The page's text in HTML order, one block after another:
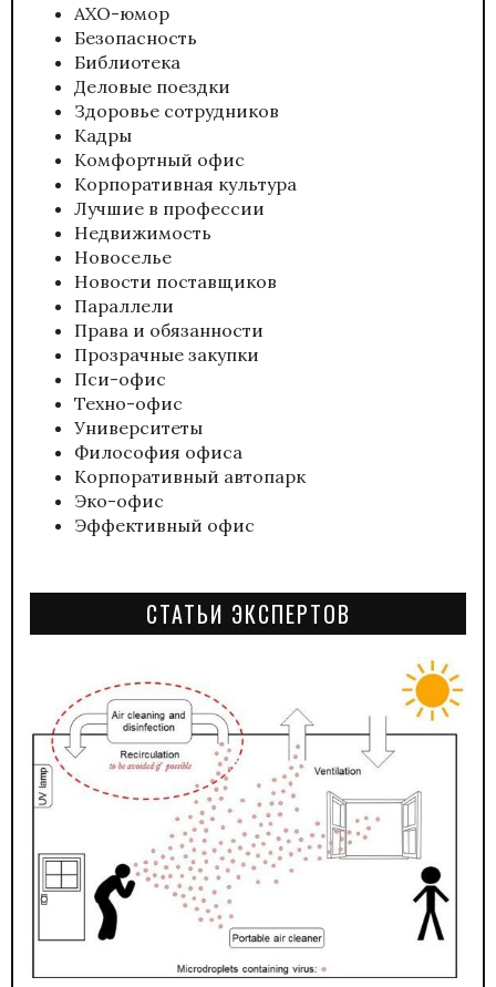
АХО-юмор
Безопасность
Библиотека
Деловые поездки
Здоровье сотрудников
Кадры
Комфортный офис
Корпоративная культура
Лучшие в профессии
Недвижимость
Новоселье
Новости поставщиков
Параллели
Права и обязанности
Прозрачные закупки
Пси-офис
Техно-офис
Университеты
Философия офиса
Корпоративный автопарк
Эко-офис
Эффективный офис
СТАТЬИ ЭКСПЕРТОВ